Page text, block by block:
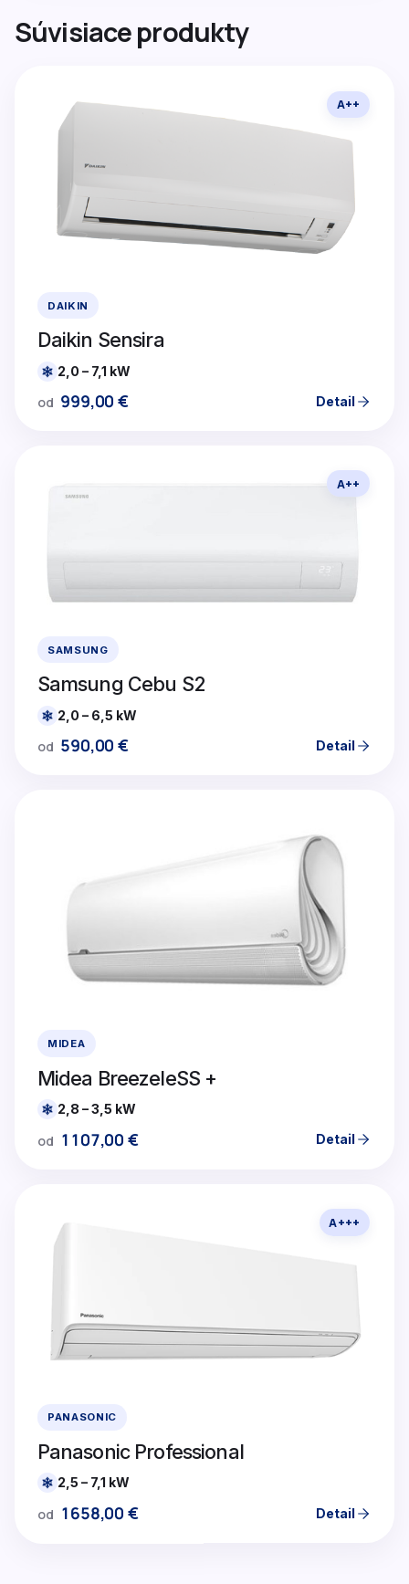
Súvisiace produkty
A++
DAIKIN
Daikin Sensira
2,0 – 7,1 kW
od 999,00€ Detail
A++
SAMSUNG
Samsung Cebu S2
2,0 – 6,5 kW
od 590,00€ Detail
MIDEA
Midea BreezeleSS +
2,8 – 3,5 kW
od 1107,00 € Detail
A+++
PANASONIC
Panasonic Professional
2,5 – 7,1 kW
od 1658,00 € Detail